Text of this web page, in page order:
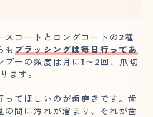
スコートとロングコートの2種
も ブラッシングは毎日行ってあ
プーの頻度は月に1〜2回、爪切
ます。
ってほしいのが歯磨きです。歯
の間に汚れが溜まり、それが歯